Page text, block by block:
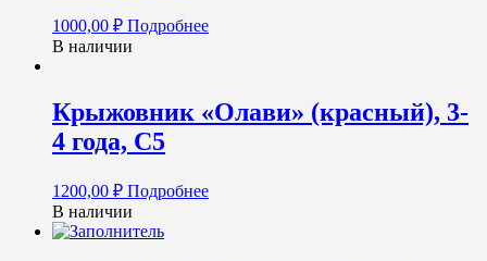
1000,00 ₽ Подробнее
В наличии
Крыжовник «Олави» (красный), 3-
4 года, С5
1200,00 ₽ Подробнее
В наличии